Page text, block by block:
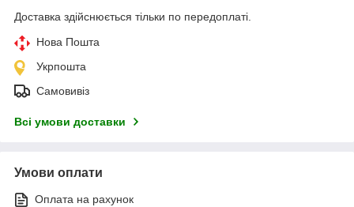
Доставка здійснюється тільки по передоплаті.
Нова Пошта
Укрпошта
Самовивіз
Всі умови доставки
Умови оплати
Оплата на рахунок